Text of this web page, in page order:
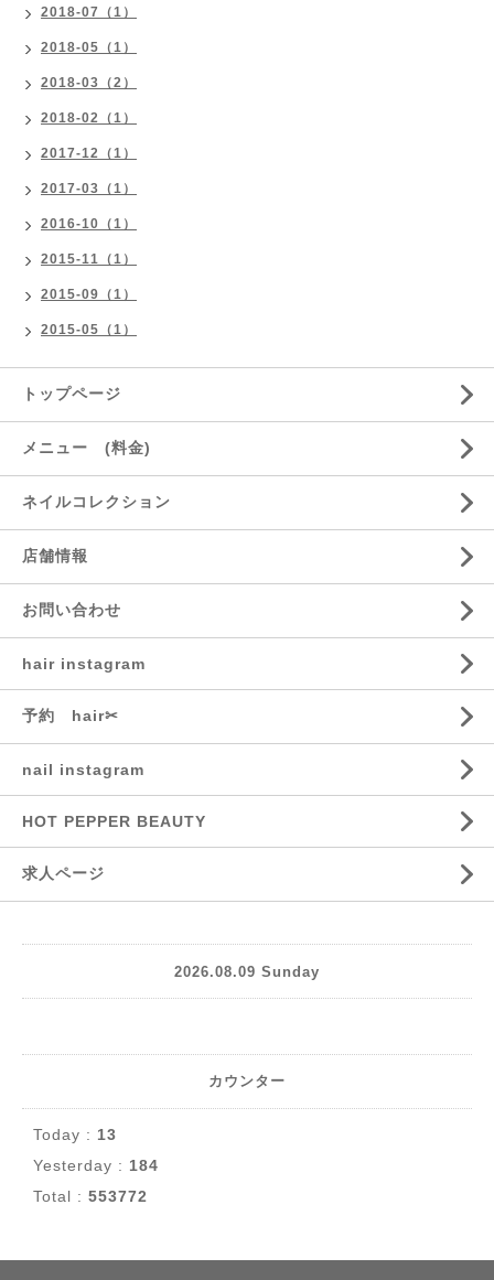
2018-07（1）
2018-05（1）
2018-03（2）
2018-02（1）
2017-12（1）
2017-03（1）
2016-10（1）
2015-11（1）
2015-09（1）
2015-05（1）
トップページ
メニュー (料金)
ネイルコレクション
店舗情報
お問い合わせ
hair instagram
予約 hair✂︎
nail instagram
HOT PEPPER BEAUTY
求人ページ
2026.08.09 Sunday
カウンター
Today : 13
Yesterday : 184
Total : 553772